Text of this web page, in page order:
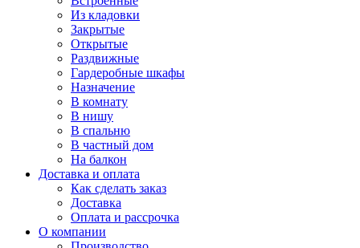
Из кладовки
Закрытые
Открытые
Раздвижные
Гардеробные шкафы
Назначение
В комнату
В нишу
В спальню
В частный дом
На балкон
Доставка и оплата
Как сделать заказ
Доставка
Оплата и рассрочка
О компании